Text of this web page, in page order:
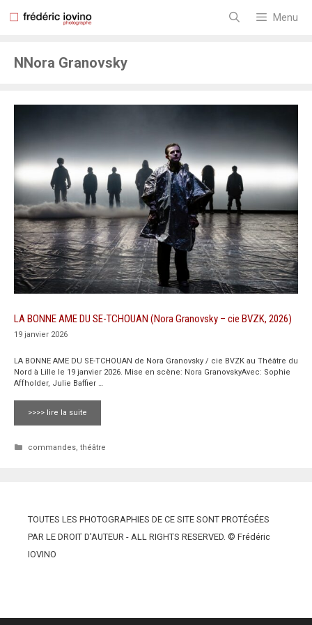
Menu
NNora Granovsky
LA BONNE AME DU SE-TCHOUAN (Nora Granovsky – cie BVZK, 2026)
19 janvier 2026
LA BONNE AME DU SE-TCHOUAN de Nora Granovsky / cie BVZK au Théâtre du
Nord à Lille le 19 janvier 2026. Mise en scène: Nora GranovskyAvec: Sophie
Affholder, Julie Baffier …
>>>> lire la suite
Catégories
commandes, théâtre
TOUTES LES PHOTOGRAPHIES DE CE SITE SONT PROTÉGÉES
PAR LE DROIT D'AUTEUR - ALL RIGHTS RESERVED. © Frédéric
IOVINO